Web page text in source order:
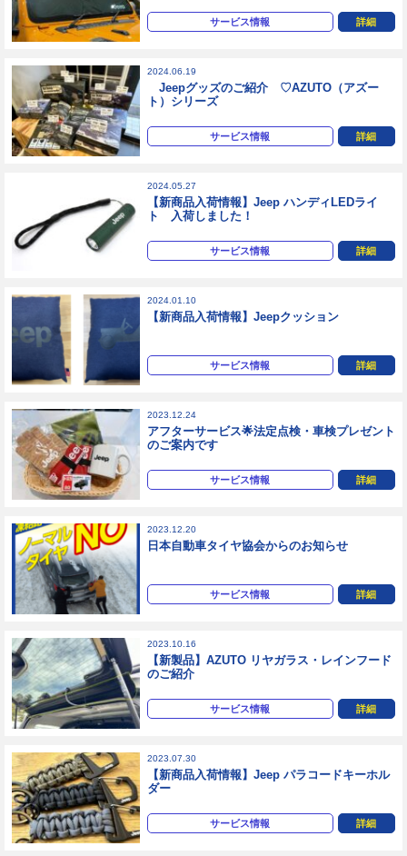
サービス情報 詳細
2024.06.19
Jeepグッズのご紹介 ♡AZUTO（アズー
ト）シリーズ
サービス情報 詳細
2024.05.27
【新商品入荷情報】Jeep ハンディLEDライ
ト 入荷しました！
サービス情報 詳細
2024.01.10
【新商品入荷情報】Jeepクッション
サービス情報 詳細
2023.12.24
アフターサービス🌟法定点検・車検プレゼント
のご案内です
サービス情報 詳細
2023.12.20
日本自動車タイヤ協会からのお知らせ
サービス情報 詳細
2023.10.16
【新製品】AZUTO リヤガラス・レインフード
のご紹介
サービス情報 詳細
2023.07.30
【新商品入荷情報】Jeep パラコードキーホル
ダー
サービス情報 詳細